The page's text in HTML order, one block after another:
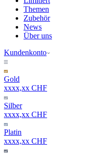
Themen
Zubehör
News
Über uns
Kundenkonto
Gold
xxxx,xx CHF
Silber
xxxx,xx CHF
Platin
xxxx,xx CHF